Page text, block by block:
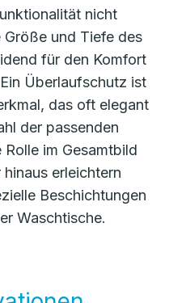
nicht
und Tiefe des
für den Komfort
Überlaufschutz ist
das oft elegant
der passenden
im Gesamtbild
erleichtern
Beschichtungen
Waschtische.